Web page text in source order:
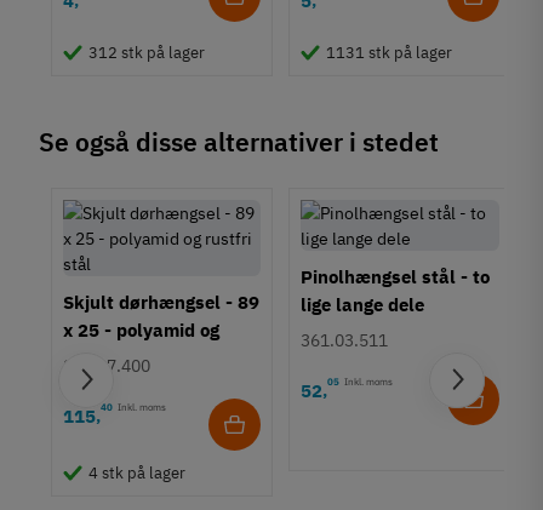
312 stk på lager 1131 stk på lager
Se også disse alternativer i stedet
Skjult dørhængsel - 89
x 25 - polyamid og
rustfri stål
921.07.400
115,40 Inkl. moms
4 stk på lager
Pinolhængsel stål - to
lige lange dele
361.03.511
52,05 Inkl. moms